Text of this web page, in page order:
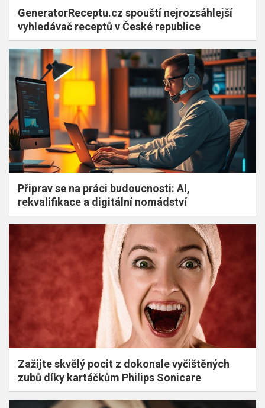
GeneratorReceptu.cz spouští nejrozsáhlejší
vyhledávač receptů v České republice
Připrav se na práci budoucnosti: AI,
rekvalifikace a digitální nomádství
Zažijte skvělý pocit z dokonale vyčištěných
zubů díky kartáčkům Philips Sonicare